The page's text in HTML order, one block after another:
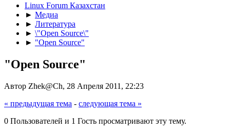
Linux Forum Казахстан
► Медиа
► Литература
► \"Open Source\"
► "Open Source"
"Open Source"
Автор Zhek@Ch, 28 Апреля 2011, 22:23
« предыдущая тема - следующая тема »
0 Пользователей и 1 Гость просматривают эту тему.